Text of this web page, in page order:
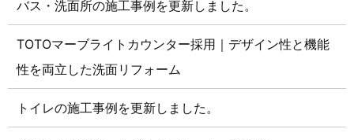
バス・洗面所の施工事例を更新しました。
TOTOマーブライトカウンター採用｜デザイン性と機能
性を両立した洗面リフォーム
トイレの施工事例を更新しました。